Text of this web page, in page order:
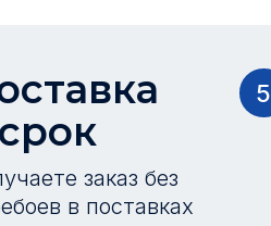
заказ без
в поставках
5